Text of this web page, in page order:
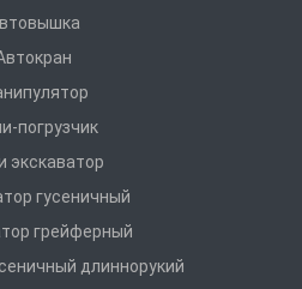
погрузчик
экскаватор
гусеничный
грейферный
длиннорукий